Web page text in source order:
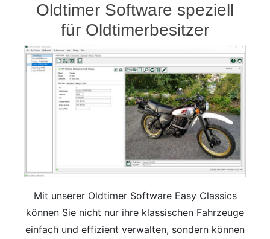
Oldtimer Software speziell
für Oldtimerbesitzer
Mit unserer Oldtimer Software Easy Classics
können Sie nicht nur ihre klassischen Fahrzeuge
einfach und effizient verwalten, sondern können